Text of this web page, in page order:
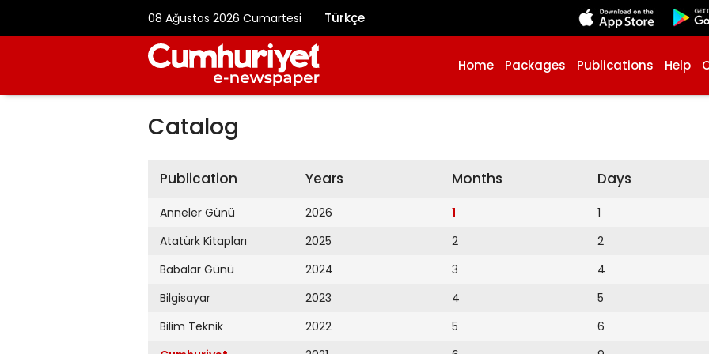
08 Ağustos 2026 Cumartesi Türkçe
Home Packages Publications Help
Catalog
Publication
Anneler Günü
Atatürk Kitapları
Babalar Günü
Bilgisayar
Bilim Teknik
Years
2026
2025
2024
2023
2022
Months
1
2
3
4
5
Days
1
2
4
5
6